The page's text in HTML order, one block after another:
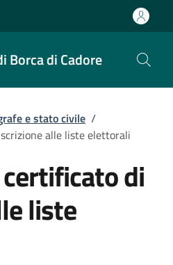
Borca di Cadore
e stato civile /
alle liste elettorali
di
liste